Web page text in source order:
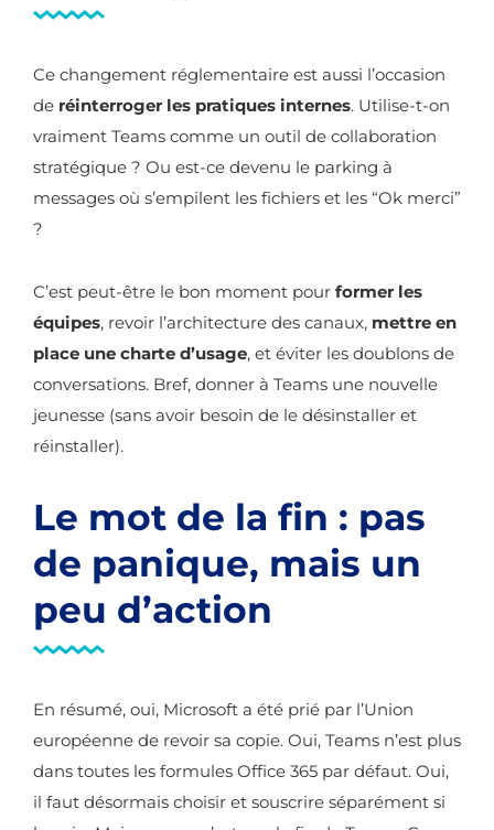
Ce changement réglementaire est aussi l’occasion
de réinterroger les pratiques internes. Utilise-t-on
vraiment Teams comme un outil de collaboration
stratégique ? Ou est-ce devenu le parking à
messages où s’empilent les fichiers et les “Ok merci”
?
C’est peut-être le bon moment pour former les
équipes, revoir l’architecture des canaux, mettre en
place une charte d’usage, et éviter les doublons de
conversations. Bref, donner à Teams une nouvelle
jeunesse (sans avoir besoin de le désinstaller et
réinstaller).
Le mot de la fin : pas
de panique, mais un
peu d’action
En résumé, oui, Microsoft a été prié par l’Union
européenne de revoir sa copie. Oui, Teams n’est plus
dans toutes les formules Office 365 par défaut. Oui,
il faut désormais choisir et souscrire séparément si